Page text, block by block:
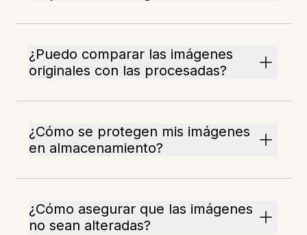
¿Puedo comparar las imágenes
originales con las procesadas?
¿Cómo se protegen mis imágenes
en almacenamiento?
¿Cómo asegurar que las imágenes
no sean alteradas?